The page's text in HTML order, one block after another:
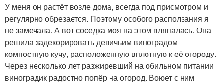
У меня он растёт возле дома, всегда под присмотром и
регулярно обрезается. Поэтому особого расползания я
не замечала. А вот соседка моя на этом вляпалась. Она
решила задекорировать девичьим виноградом
компостную кучу, расположенную вплотную к её огороду.
Через несколько лет разжиревший на обильном питании
виноградик радостно попёр на огород. Воюет с ним